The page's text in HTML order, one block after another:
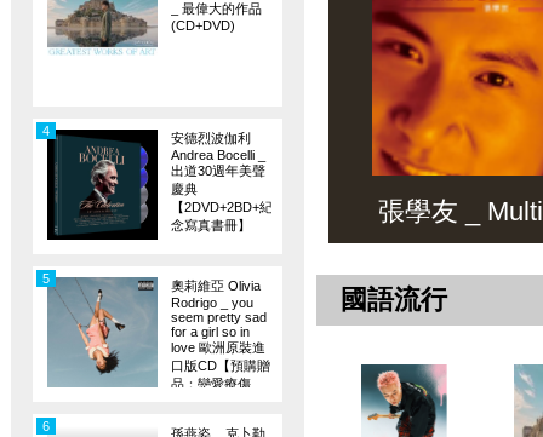
_ 最偉大的作品
(CD+DVD)
安德烈波伽利
Andrea Bocelli _
出道30週年美聲
慶典
【2DVD+2BD+紀
念寫真書冊】
4
奧莉維亞 Olivia
Rodrigo _ you
seem pretty sad
for a girl so in
love 歐洲原裝進
口版CD【預購贈
品：戀愛療傷
5
孫燕姿 _ 克卜勒
6
張學友 _
國語流行